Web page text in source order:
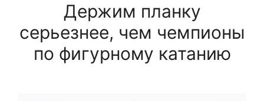
Держим планку
серьезнее, чем чемпионы
по фигурному катанию